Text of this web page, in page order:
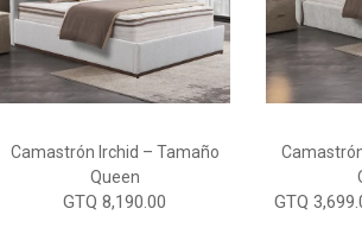
Camastrón Irchid – Tamaño
Queen
GTQ 8,190.00 GTQ